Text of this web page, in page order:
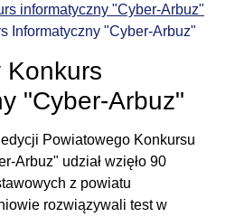
informatyczny "Cyber-Arbuz"
Informatyczny "Cyber-Arbuz"
Konkurs
"Cyber-Arbuz"
Powiatowego Konkursu
Arbuz" udział wzięło 90
z powiatu
rozwiązywali test w